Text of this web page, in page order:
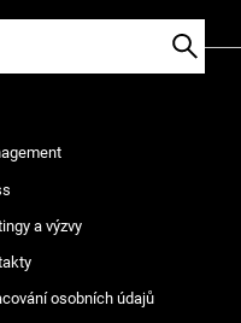
a výzvy
osobních údajů